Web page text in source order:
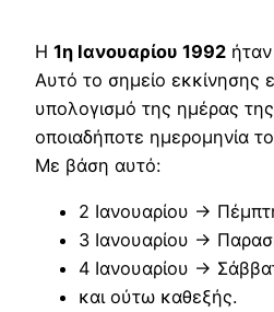
Η 1η Ιανουαρίου 1992 ήταν
Αυτό το σημείο εκκίνησης
υπολογισμό της ημέρας
οποιαδήποτε ημερομηνία
Με βάση αυτό:
2 Ιανουαρίου →
3 Ιανουαρίου →
4 Ιανουαρίου →
και ούτω καθεξής.